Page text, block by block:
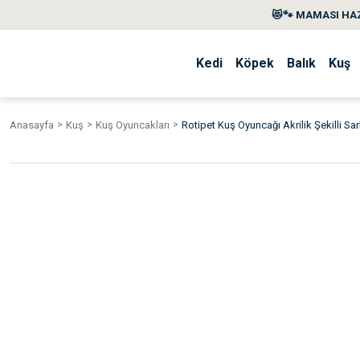
😻🐾 MAMASI
Kedi Köpek Balık Kuş
Anasayfa Kuş Kuş Oyuncakları Rotipet Kuş Oyuncağı Akrilik Şekilli